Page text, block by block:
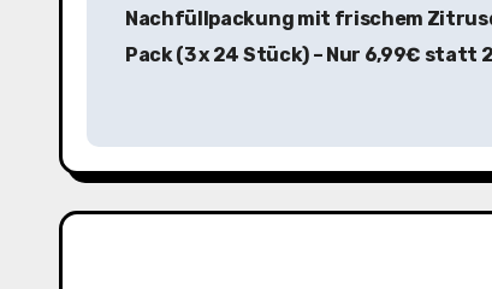
r
a
Nachfüllpackung mit frischem
Pack (3 x 24 Stück) – Nur 6,99€ statt